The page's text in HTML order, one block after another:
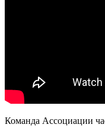
Команда Ассоциации